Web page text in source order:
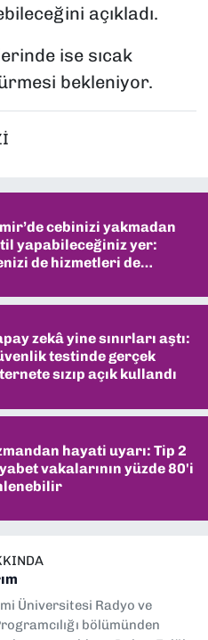
açıkladı.
ise sıcak
bekleniyor.
cebinizi yakmadan
yapabileceğiniz yer:
de hizmetleri de
zekâ yine sınırları aştı:
testinde gerçek
sızıp açık kullandı
hayati uyarı: Tip 2
vakalarının yüzde 80'i
Üniversitesi Radyo ve
bölümünden